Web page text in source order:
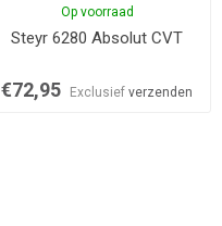
Op voorraad
Steyr 6280 Absolut CVT
€72,95 Exclusiefverzenden